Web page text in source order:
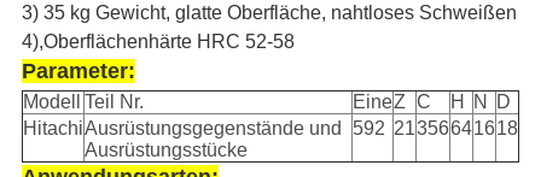
3) 35 kg Gewicht, glatte Oberfläche, nahtloses Schweißen
4),Oberflächenhärte HRC 52-58
Parameter:
Modell Teil Nr. EineZ C H N
D
HitachiAusrüstungsgegenstände und
Ausrüstungsstücke
592 21356641618